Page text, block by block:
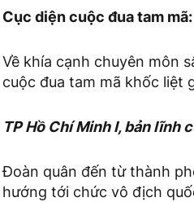
Cục diện cuộc đua tam
Về khía cạnh chuyên môn
cuộc đua tam mã khốc liệt
TP Hồ Chí Minh I, bản lĩnh
Đoàn quân đến từ thành
hướng tới chức vô địch